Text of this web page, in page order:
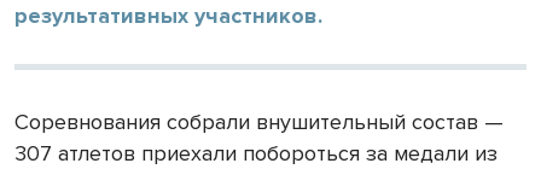
результативных участников.
Соревнования собрали внушительный состав —
307 атлетов приехали побороться за медали из